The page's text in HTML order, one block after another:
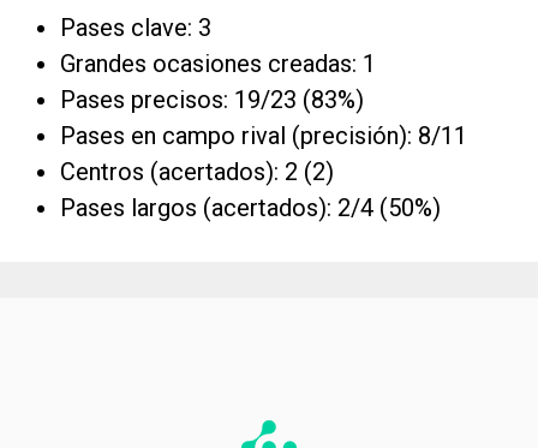
Pases clave: 3
Grandes ocasiones creadas: 1
Pases precisos: 19/23 (83%)
Pases en campo rival (precisión): 8/11
Centros (acertados): 2 (2)
Pases largos (acertados): 2/4 (50%)